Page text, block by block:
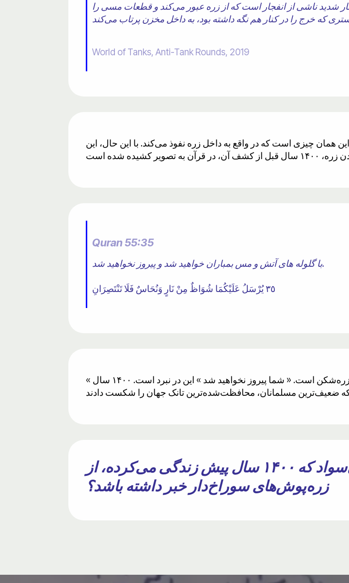
کنند. این فشار شدید ناشی از انفجار است که از زره عبور می‌کند و قطعات مسی را
World of Tanks, Anti-Tank Rounds, 2019
همان چیزی است که در واقع به داخل زره نفوذ می‌کند. با این حال، این
Quran 55:35
با گلوله های آتش و مس بمباران خواهید شد و پیروز نخواهید شد.
٣٥ يُرْسَلُ عَلَيْكُمَا شُوَاظٌ مِنْ نَارٍ وَنُحَاسٌ فَلَا تَنْتَصِرَانِ
« پرتابه‌های آتش و مس » امروزه می‌دانیم که این یک تکنیک زره‌شکن است. « شما پیروز نخواهید شد » این در نبرد است. ۱۴۰۰ سال
چطور ممکن است یک مرد بی‌سواد که ۱۴۰۰ سال پیش زندگی می‌کرده، از
زره‌پوش‌های سوراخ‌دار خبر داشته باشد؟